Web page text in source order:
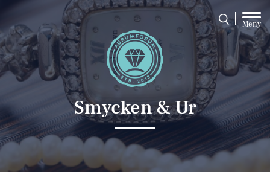
Meny
Smycken & Ur